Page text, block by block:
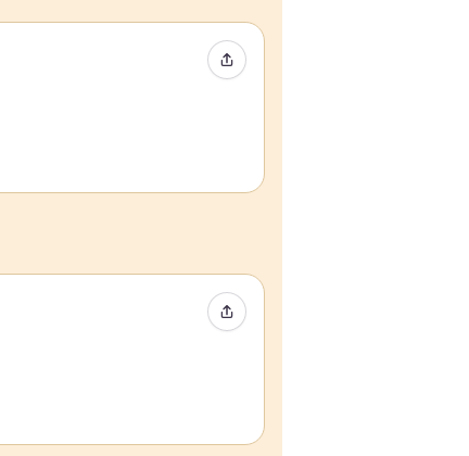
Event teilen
Event teilen